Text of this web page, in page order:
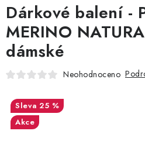
DÁRKOVÉ POUKAZY
OBLEČENÍ
OBUV
DOMOV A SPANÍ
SAUNA A ZDRAVÍ
Dárkové balení -
MERINO
dámské
Neohodnoceno
25 %
Akce